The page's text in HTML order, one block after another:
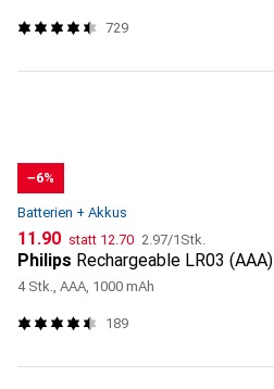
729
−6%
Batterien + Akkus
CHF
11.90 statt CHF
12.70 CHF
2.97/1Stk.
Philips Rechargeable LR03 (AAA)
4 Stk., AAA, 1000 mAh
189